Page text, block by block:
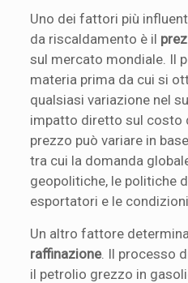
Uno dei fattori più
da riscaldamento è il
sul mercato mondiale. Il
materia prima da cui si
qualsiasi variazione nel
impatto diretto sul costo
prezzo può variare in
tra cui la domanda
geopolitiche, le politiche
esportatori e le
Un altro fattore
raffinazione. Il processo
il petrolio grezzo in